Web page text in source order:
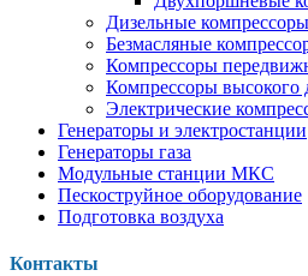
Дизельные компрессоры
Безмасляные
Компрессоры
Компрессоры высокого
Электрические
Генераторы и электростанции
Генераторы газа
Модульные станции МКС
Пескоструйное оборудование
Подготовка воздуха
Контакты